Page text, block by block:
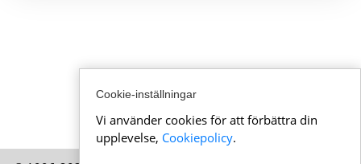
Cookie-inställningar
Vi använder cookies för att förbättra din
upplevelse, Cookiepolicy.